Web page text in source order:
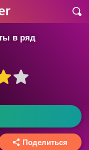
в ряд
Поделиться